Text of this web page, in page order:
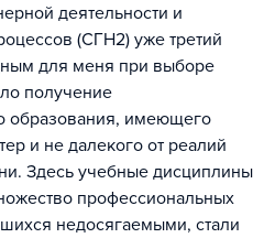
деятельности и
(СГН2) уже третий
для меня при выборе
получение
образования, имеющего
и не далекого от реалий
Здесь учебные дисциплины
профессиональных
недосягаемыми, стали